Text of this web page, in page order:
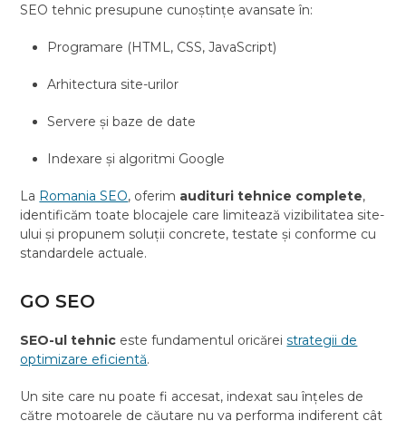
SEO tehnic presupune cunoștințe avansate în:
Programare (HTML, CSS, JavaScript)
Arhitectura site-urilor
Servere și baze de date
Indexare și algoritmi Google
La Romania SEO, oferim audituri tehnice complete,
identificăm toate blocajele care limitează vizibilitatea site-
ului și propunem soluții concrete, testate și conforme cu
standardele actuale.
GO SEO
SEO-ul tehnic este fundamentul oricăreistrategii de
optimizare eficientă.
Un site care nu poate fi accesat, indexat sau înțeles de
către motoarele de căutare nu va performa indiferent cât